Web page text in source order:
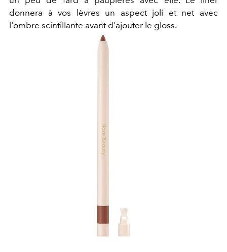
donnera à vos lèvres un aspect joli et net avec
l'ombre scintillante avant d'ajouter le gloss.